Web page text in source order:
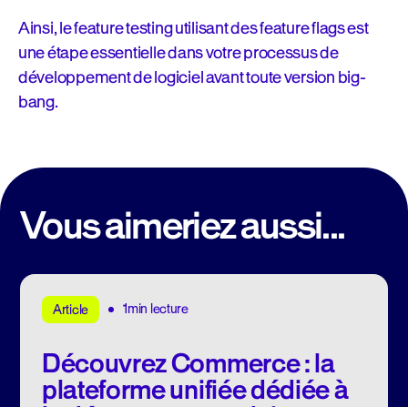
Ainsi, le feature testing utilisant des feature flags est
une étape essentielle dans votre processus de
développement de logiciel avant toute version big-
bang.
Vous aimeriez aussi...
Article 1min lecture
Découvrez Commerce : la
plateforme unifiée dédiée à